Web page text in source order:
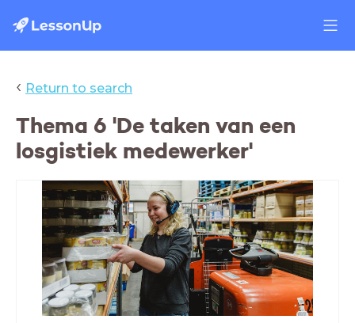
‹ Return to search
Thema 6 'De taken van een
losgistiek medewerker'